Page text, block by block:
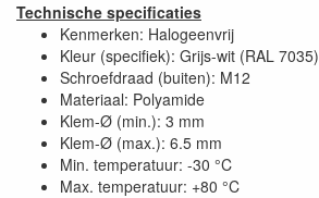
Technische specificaties
Kenmerken: Halogeenvrij
Kleur (specifiek): Grijs-wit (RAL 7035)
Schroefdraad (buiten): M12
Materiaal: Polyamide
Klem-Ø (min.): 3 mm
Klem-Ø (max.): 6.5 mm
Min. temperatuur: -30 °C
Max. temperatuur: +80 °C